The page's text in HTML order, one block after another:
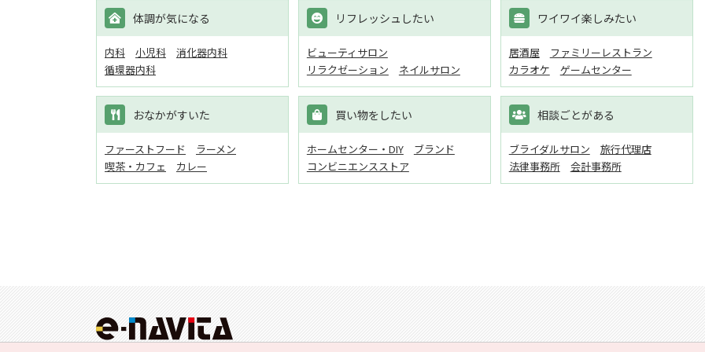
体調が気になる
内科 小児科
消化器内科
循環器内科
リフレッシュしたい
ビューティサロン
リラクゼーション
ネイルサロン
ワイワイ楽しみたい
居酒屋
ファミリーレストラン
カラオケ
ゲームセンター
おなかがすいた
ファーストフード
ラーメン
喫茶・カフェ
カレー
買い物をしたい
ホームセンター・DIY
ブランド
コンビニエンスストア
相談ごとがある
ブライダルサロン
旅行代理店
法律事務所
会計事務所